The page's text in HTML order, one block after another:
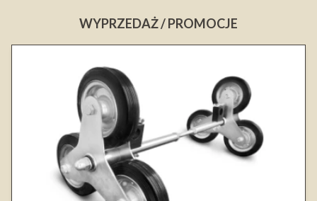
WYPRZEDAŻ / PROMOCJE